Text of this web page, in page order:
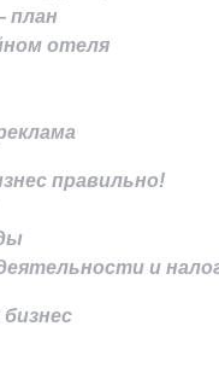
план
отеля
правильно!
и